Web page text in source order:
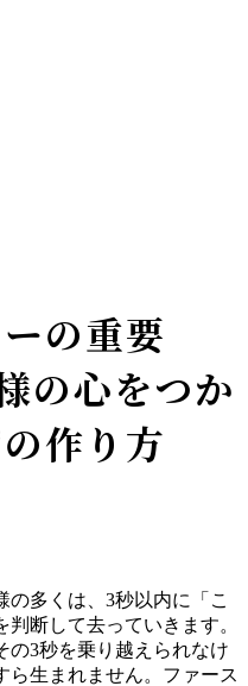
の重要
の心をつか
作り方
多くは、3秒以内に「こ
断して去っていきます。
の3秒を乗り越えられなけ
ら生まれません。ファース